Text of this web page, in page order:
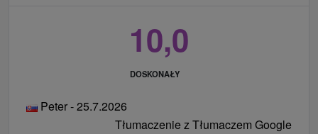
10,0
DOSKONAŁY
Peter - 25.7.2026
Tłumaczenie z Tłumaczem Google